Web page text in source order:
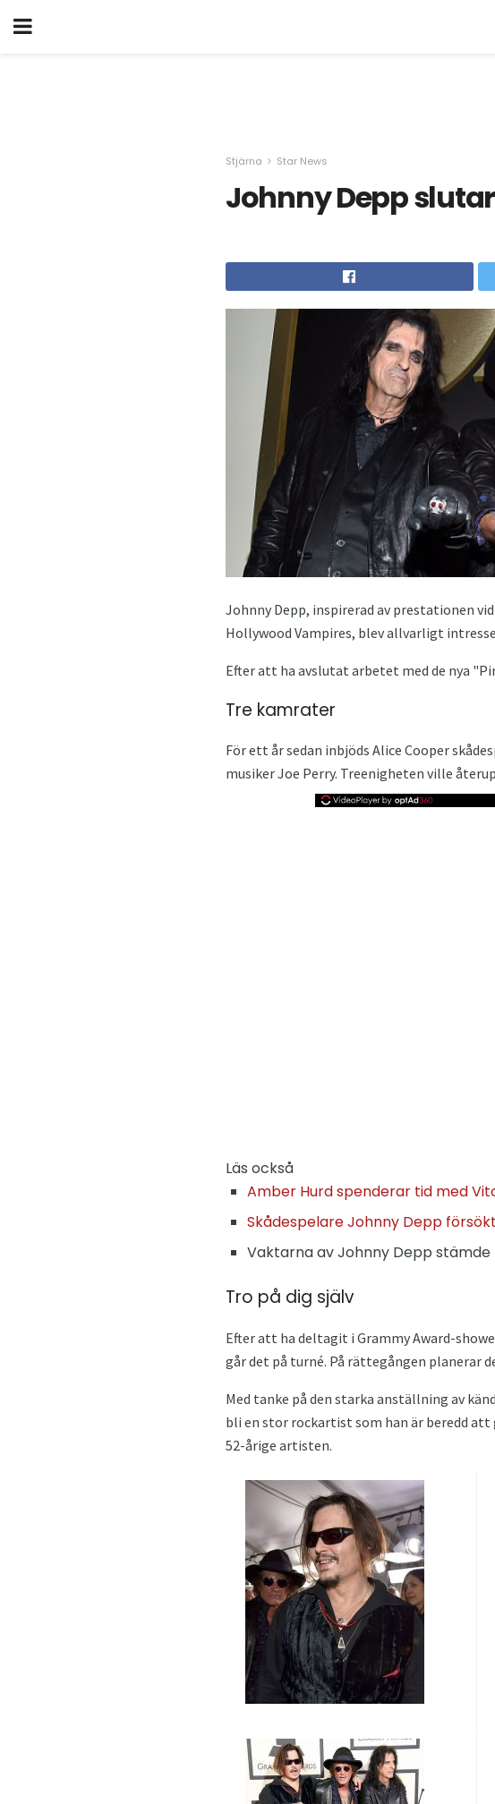
Stjärna Star News
Johnny Depp
Johnny Depp, inspirerad av prestationen
Hollywood Vampires, blev allvarligt
Efter att ha avslutat arbetet med de nya
Tre kamrater
För ett år sedan inbjöds Alice Cooper
musiker Joe Perry. Treenigheten ville
Läs också
Amber Hurd spenderar tid med
Skådespelare Johnny Depp
Vaktarna av Johnny Depp stämde
Tro på dig själv
Efter att ha deltagit i Grammy Award-
går det på turné. På rättegången planerar
Med tanke på den starka anställning av
bli en stor rockartist som han är beredd att
52-årige artisten.